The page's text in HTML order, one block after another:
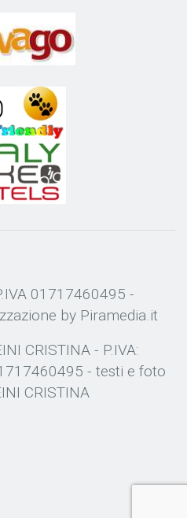
01717460495 -
by Piramedia.it
CRISTINA - P.IVA:
- testi e foto
CRISTINA